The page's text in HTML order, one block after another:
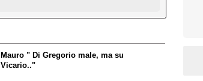
Mauro " Di Gregorio male, ma su
Vicario.."